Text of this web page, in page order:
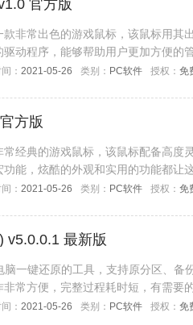
官方版
款非常出色的游戏鼠标，该鼠标用其
驱动程序，能够帮助用户更加方便的
： 2021-05-26 类别： PC软件 授权： 免
方版
经典的游戏鼠标，该鼠标配备高度
功能，炫酷的外观和实用的功能都让
家欢迎下载！
： 2021-05-26 类别： PC软件 授权： 免
v5.0.0.1 最新版
脑一键还原的工具，支持原分区、
非常方便，完整过程耗时短，有需要
： 2021-05-26 类别： PC软件 授权： 免